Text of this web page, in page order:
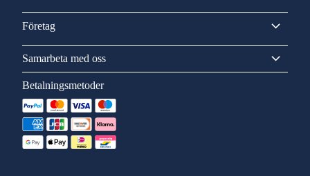
Företag
Samarbeta med oss
Betalningsmetoder